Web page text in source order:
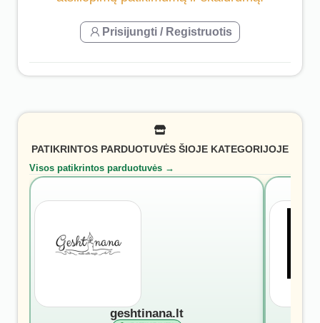
Prisijungti / Registruotis
PATIKRINTOS PARDUOTUVĖS ŠIOJE KATEGORIJOJE
Visos patikrintos parduotuvės →
geshtinana.lt